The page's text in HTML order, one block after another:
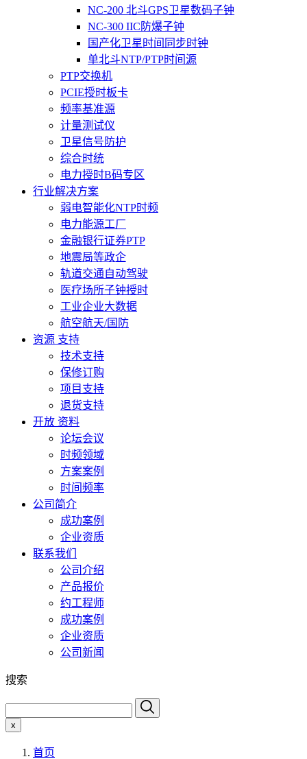
NC-200 北斗GPS卫星数码子钟
NC-300 IIC防爆子钟
国产化卫星时间同步时钟
单北斗NTP/PTP时间源
PTP交换机
PCIE授时板卡
频率基准源
计量测试仪
卫星信号防护
综合时统
电力授时B码专区
行业解决方案
弱电智能化NTP时频
电力能源工厂
金融银行证券PTP
地震局等政企
轨道交通自动驾驶
医疗场所子钟授时
工业企业大数据
航空航天/国防
资源 支持
技术支持
保修订购
项目支持
退货支持
开放 资料
论坛会议
时频领域
方案案例
时间频率
公司简介
成功案例
企业资质
联系我们
公司介绍
产品报价
约工程师
成功案例
企业资质
公司新闻
搜索
x
首页